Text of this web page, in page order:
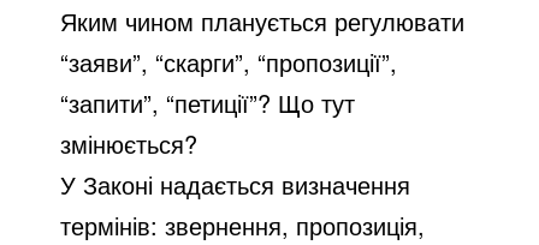
Яким чином планується регулювати
“заяви”, “скарги”, “пропозиції”,
“запити”, “петиції”? Що тут
змінюється?
У Законі надається визначення
термінів: звернення, пропозиція,